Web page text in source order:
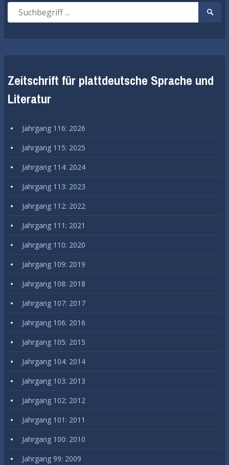
Suche
nach:
Suche
Zeitschrift für plattdeutsche Sprache und
Literatur
Jahrgang 116: 2026
Jahrgang 115: 2025
Jahrgang 114: 2024
Jahrgang 113: 2023
Jahrgang 112: 2022
Jahrgang 111: 2021
Jahrgang 110: 2020
Jahrgang 109: 2019
Jahrgang 108: 2018
Jahrgang 107: 2017
Jahrgang 106: 2016
Jahrgang 105: 2015
Jahrgang 104: 2014
Jahrgang 103: 2013
Jahrgang 102: 2012
Jahrgang 101: 2011
Jahrgang 100: 2010
Jahrgang 99: 2009